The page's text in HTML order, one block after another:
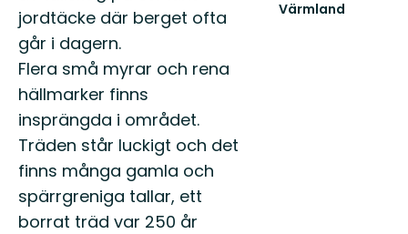
jordtäcke där berget ofta
går i dagern.
Flera små myrar och rena
hällmarker finns
insprängda i området.
Träden står luckigt och det
finns många gamla och
spärrgreniga tallar, ett
borrat träd var 250 år
Värmland